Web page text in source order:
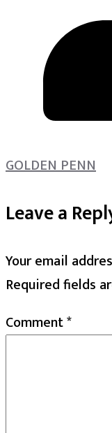
GOLDEN PENN
Leave a
Your email
Required fields
Comment*